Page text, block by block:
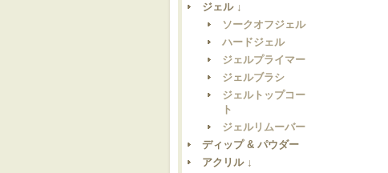
ジェル ↓
ソークオフジェル
ハードジェル
ジェルプライマー
ジェルブラシ
ジェルトップコー
ト
ジェルリムーバー
ディップ & パウダー
アクリル ↓